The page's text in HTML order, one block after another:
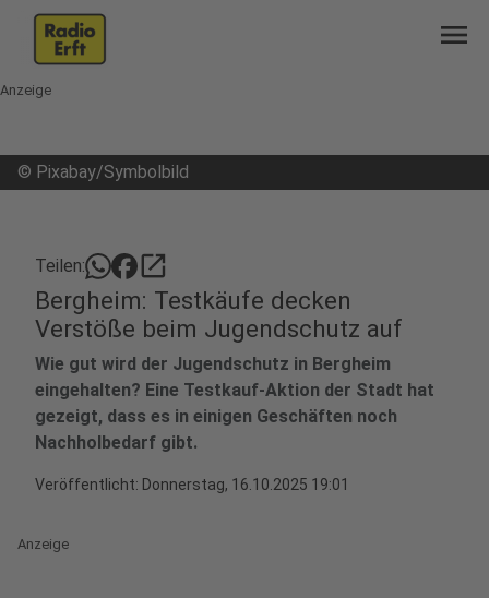
menu
Anzeige
© Pixabay/Symbolbild
Teilen: open_in_new
Bergheim: Testkäufe decken
Verstöße beim Jugendschutz auf
Wie gut wird der Jugendschutz in Bergheim
eingehalten? Eine Testkauf-Aktion der Stadt hat
gezeigt, dass es in einigen Geschäften noch
Nachholbedarf gibt.
Veröffentlicht: Donnerstag, 16.10.2025 19:01
Anzeige